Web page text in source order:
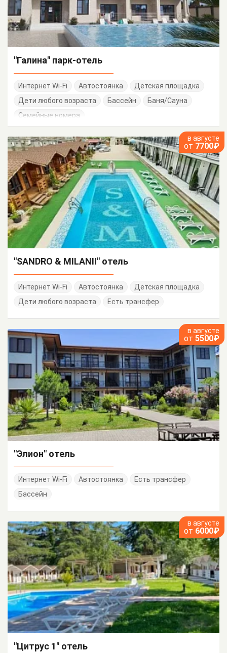
"Галина" парк-отель
Интернет Wi-Fi Автостоянка
Детская площадка
Дети любого возраста
Бассейн
Баня/Сауна
Семейные номера
в августе
от 7700₽
"SANDRO & MILANII" отель
Интернет Wi-Fi Автостоянка
Детская площадка
Дети любого возраста
Есть трансфер
в августе
от 5500₽
"Элион" отель
Интернет Wi-Fi Автостоянка
Есть трансфер
Бассейн
в августе
от 6000₽
"Цитрус 1" отель